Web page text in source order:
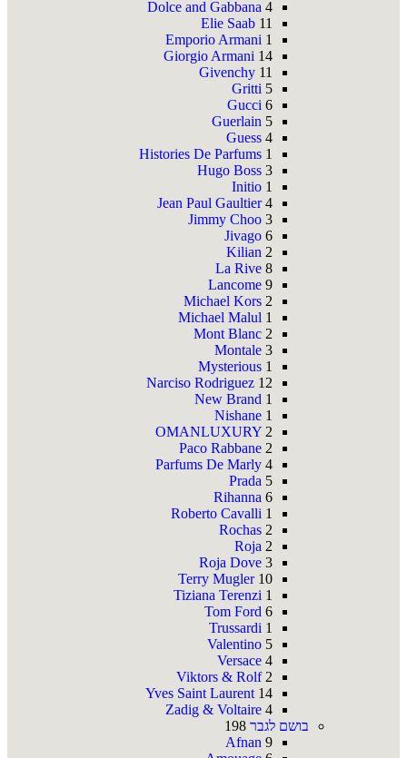
Dolce and Gabbana 4
Elie Saab 11
Emporio Armani 1
Giorgio Armani 14
Givenchy 11
Gritti 5
Gucci 6
Guerlain 5
Guess 4
Histories De Parfums 1
Hugo Boss 3
Initio 1
Jean Paul Gaultier 4
Jimmy Choo 3
Jivago 6
Kilian 2
La Rive 8
Lancome 9
Michael Kors 2
Michael Malul 1
Mont Blanc 2
Montale 3
Mysterious 1
Narciso Rodriguez 12
New Brand 1
Nishane 1
OMANLUXURY 2
Paco Rabbane 2
Parfums De Marly 4
Prada 5
Rihanna 6
Roberto Cavalli 1
Rochas 2
Roja 2
Roja Dove 3
Terry Mugler 10
Tiziana Terenzi 1
Tom Ford 6
Trussardi 1
Valentino 5
Versace 4
Viktors & Rolf 2
Yves Saint Laurent 14
Zadig & Voltaire 4
בושם לגבר 198
Afnan 9